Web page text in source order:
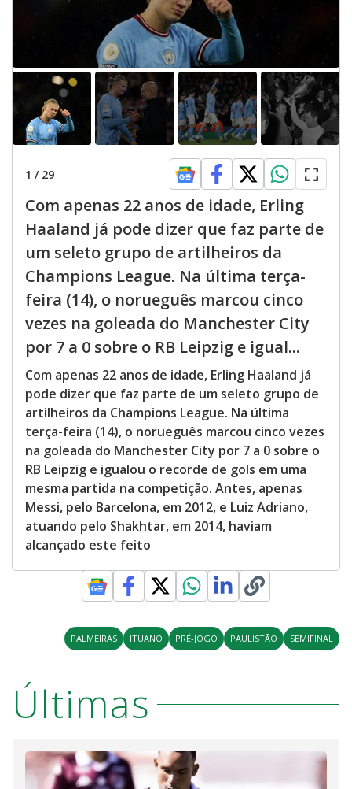
1 / 29
Com apenas 22 anos de idade, Erling
Haaland já pode dizer que faz parte de
um seleto grupo de artilheiros da
Champions League. Na última terça-
feira (14), o norueguês marcou cinco
vezes na goleada do Manchester City
por 7 a 0 sobre o RB Leipzig e igual...
Com apenas 22 anos de idade, Erling Haaland já
pode dizer que faz parte de um seleto grupo de
artilheiros da Champions League. Na última
terça-feira (14), o norueguês marcou cinco vezes
na goleada do Manchester City por 7 a 0 sobre o
RB Leipzig e igualou o recorde de gols em uma
mesma partida na competição. Antes, apenas
Messi, pelo Barcelona, em 2012, e Luiz Adriano,
atuando pelo Shakhtar, em 2014, haviam
alcançado este feito
PALMEIRAS ITUANO PRÉ-JOGO PAULISTÃO SEMIFINAL
Últimas